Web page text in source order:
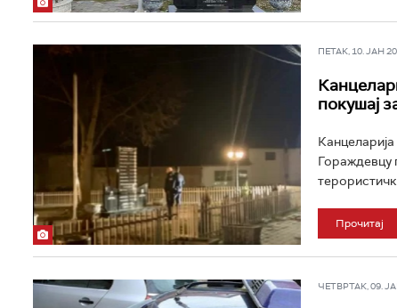
ПЕТАК, 10. ЈАН
покушај
Гораждевцу
Прочитај
ЧЕТВРТАК, 09.